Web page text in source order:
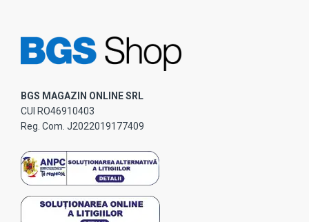
BGS MAGAZIN ONLINE SRL
CUI RO46910403
Reg. Com. J2022019177409